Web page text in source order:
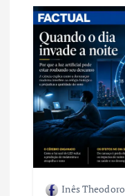
o
d
e
P
o
Inês Theodoro